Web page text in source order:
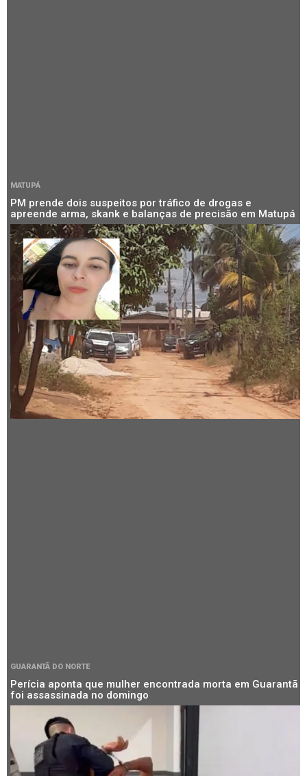
MATUPÁ
PM prende dois suspeitos por tráfico de drogas e
apreende arma, skank e balanças de precisão em Matupá
GUARANTÃ DO NORTE
Perícia aponta que mulher encontrada morta em Guarantã
foi assassinada no domingo